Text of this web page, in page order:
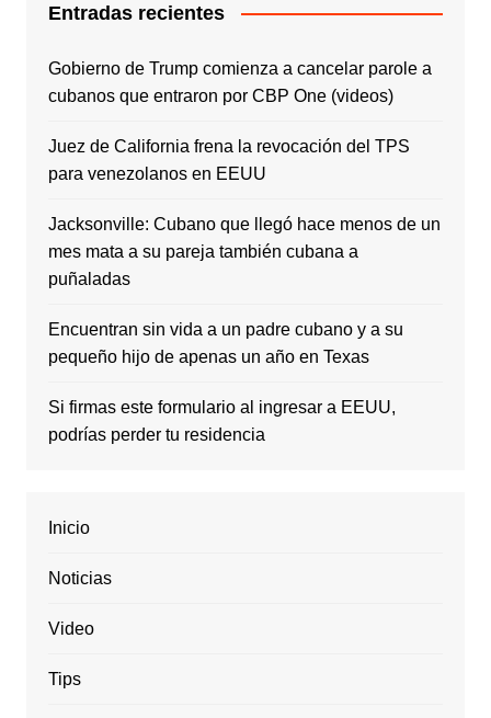
Entradas recientes
Gobierno de Trump comienza a cancelar parole a
cubanos que entraron por CBP One (videos)
Juez de California frena la revocación del TPS
para venezolanos en EEUU
Jacksonville: Cubano que llegó hace menos de un
mes mata a su pareja también cubana a
puñaladas
Encuentran sin vida a un padre cubano y a su
pequeño hijo de apenas un año en Texas
Si firmas este formulario al ingresar a EEUU,
podrías perder tu residencia
Inicio
Noticias
Video
Tips